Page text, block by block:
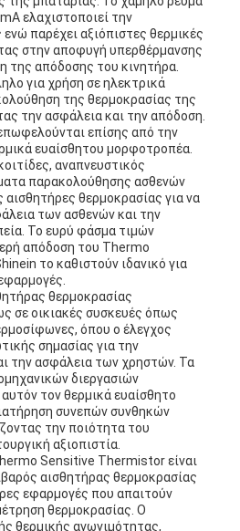
ελαχιστοποιεί την
παρέχει αξιόπιστες θερμικές
στην αποφυγή υπερθέρμανσης
της απόδοσης του κινητήρα.
για χρήση σε ηλεκτρικά
της θερμοκρασίας της
την ασφάλεια και την απόδοση.
επίσης από την
ευαίσθητου μορφοτροπέα.
αναπνευστικός
παρακολούθησης ασθενών
αισθητήρες θερμοκρασίας για να
των ασθενών και την
Το ευρύ φάσμα τιμών
απόδοση του Thermo
το καθιστούν ιδανικό για
θερμοκρασίας
σε οικιακές συσκευές όπως
όπου ο έλεγχος
σημασίας για την
την ασφάλεια των χρηστών. Τα
διεργασιών
τον θερμικά ευαίσθητο
συνεπών συνθηκών
την ποιότητα του
αξιοπιστία.
Sensitive Thermistor είναι
αισθητήρας θερμοκρασίας
εφαρμογές που απαιτούν
θερμοκρασίας. Ο
θερμικής αγωγιμότητας,